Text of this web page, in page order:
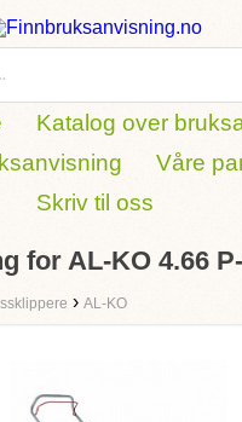
Katalog over
Våre
Skriv til oss
for AL-KO 4.66
› AL-KO